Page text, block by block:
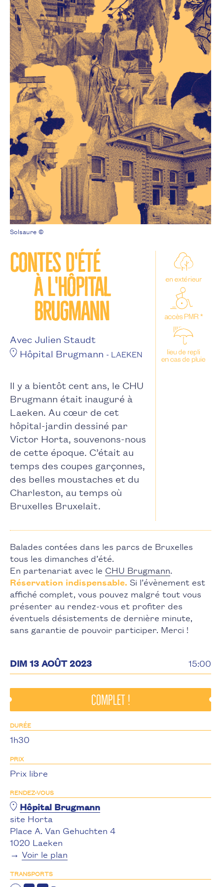
DIM 13 AOÛT 2023 15:00
complet !
DURÉE
1h30
PRIX
Prix libre
RENDEZ-VOUS
Hôpital Brugmann
site Horta
Place A. Van Gehuchten 4
1020 Laeken
→ Voir le plan
TRANSPORTS
Contes d'été
à l'Hôpital
Brugmann
Avec Julien Staudt
Hôpital Brugmann - LAEKEN
Il y a bientôt cent ans, le CHU
Brugmann était inauguré à
Laeken. Au cœur de cet
hôpital-jardin dessiné par
Victor Horta, souvenons-nous
de cette époque. C’était au
temps des coupes garçonnes,
des belles moustaches et du
Charleston, au temps où
Bruxelles Bruxelait.
Balades contées dans les parcs de Bruxelles
tous les dimanches d’été.
En partenariat avec le CHU Brugmann
Réservation indispensable. Si l’évènement est
affiché complet, vous pouvez malgré tout vous
présenter au rendez-vous et profiter des
éventuels désistements de dernière minute,
sans garantie de pouvoir participer. Merci !
Solsaure ©